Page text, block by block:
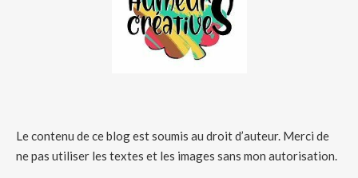
Le contenu de ce blog est soumis au droit d’auteur. Merci de
ne pas utiliser les textes et les images sans mon autorisation.